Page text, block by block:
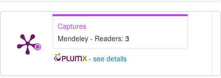
Captures
Mendeley - Readers: 3
- see details